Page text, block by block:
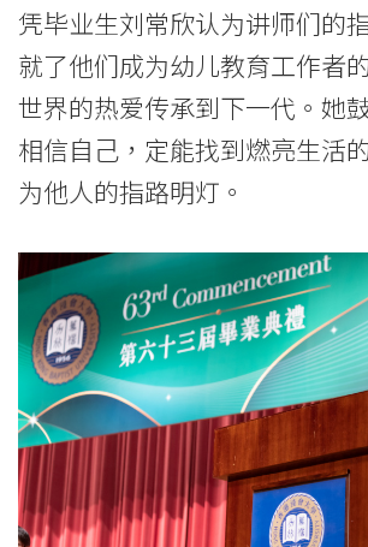
凭毕业生刘常欣认为讲师们的
就了他们成为幼儿教育工作者
世界的热爱传承到下一代。她
相信自己，定能找到燃亮生活
为他人的指路明灯。